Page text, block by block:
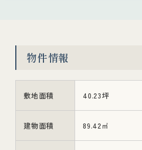
物件情報
敷地面積 40.23坪
建物面積 89.42㎡